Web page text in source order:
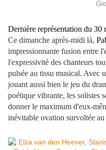
Dernière représentation du 30
Ce dimanche après-midi là,
impressionnante fusion entre
l'expressivité des chanteurs
pulsée au tissu musical. Avec
jouant aussi bien le jeu du
poétique vibrante, les solistes
donner le maximum d'eux-
inévitable ovation survoltée